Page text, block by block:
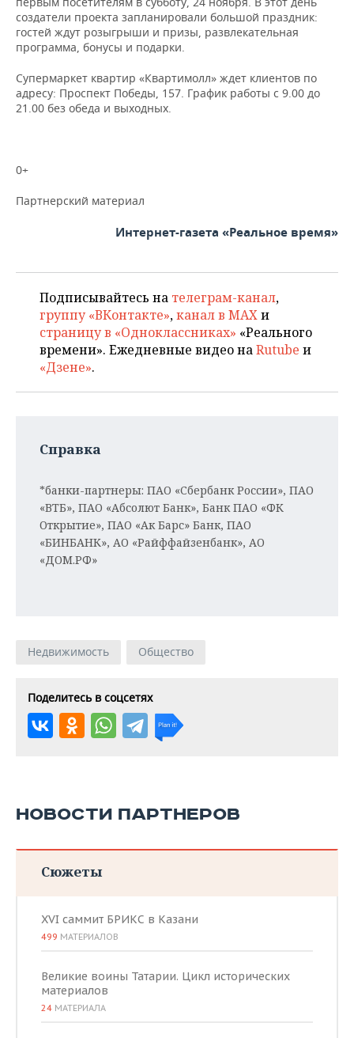
создатели проекта запланировали большой праздник:
гостей ждут розыгрыши и призы, развлекательная
программа, бонусы и подарки.
Супермаркет квартир «Квартимолл» ждет клиентов по
адресу: Проспект Победы, 157. График работы с 9.00 до
21.00 без обеда и выходных.
0+
Партнерский материал
Интернет-газета «Реальное время»
Подписывайтесь на телеграм-канал,
группу «ВКонтакте»,канал в MAXи
страницу в «Одноклассниках» «Реального
времени». Ежедневные видео наRutube и
«Дзене».
Справка
*банки-партнеры: ПАО «Сбербанк России», ПАО
«ВТБ», ПАО «Абсолют Банк», Банк ПАО «ФК
Открытие», ПАО «Ак Барс» Банк, ПАО
«БИНБАНК», АО «Райффайзенбанк», АО
«ДОМ.РФ»
Недвижимость Общество
Поделитесь в соцсетях
НОВОСТИ ПАРТНЕРОВ
Сюжеты
XVI саммит БРИКС в Казани
499 МАТЕРИАЛОВ
Великие воины Татарии. Цикл исторических
материалов
24 МАТЕРИАЛА